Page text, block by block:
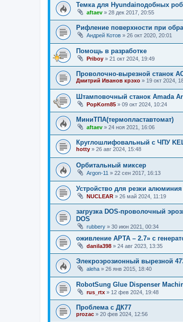
Темка для Hyundaiподобных
aftaev » 28 дек 2017, 20:55
Рифление поверхности при
Андрей Котов » 26 окт 2020, 20:01
Помощь в разработке
Priboy » 21 окт 2024, 19:49
Проволочно-вырезной станок
Дмитрий Иванов крэхо » 19 окт 2024,
Штамповочный станок Amada
PopKorn85 » 09 окт 2024, 10:24
МиниТПА(термопластавтомат)
aftaev » 24 ноя 2021, 16:06
Круглошлифовальный с ЧПУ
hotty » 26 авг 2024, 15:48
Орбитальный миксер
Argon-11 » 22 сен 2017, 16:13
Устройство для резки алюминия
NUCLEAR » 26 май 2024, 11:19
загрузка DOS-проволочный
DOS
rubbery » 30 июн 2021, 00:34
оживление АРТА – 2.7» с
danila398 » 24 авг 2023, 13:35
Элекроэрозионный вырезной
aleha » 26 янв 2015, 18:40
RobotSung Glue Dispenser
rus_rtx » 12 фев 2024, 19:48
Проблема с ДК77
prozac » 20 фев 2024, 12:56